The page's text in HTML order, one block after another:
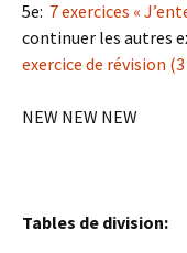
5e: 7 exercices «
continuer les autres
exercice de révision (3
NEW NEW NEW
Tables de division: